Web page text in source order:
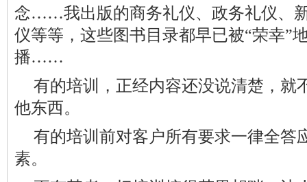
念……我出版的商务礼仪、政务礼仪、
仪等等，这些图书目录都早已被“荣幸”
播……
有的培训，正经内容还没说清楚，就
他东西。
有的培训前对客户所有要求一律全答
素。